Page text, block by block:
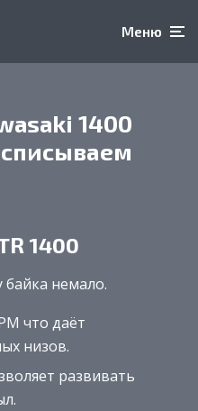
Меню
1400
1400
немало.
что даёт
низов.
развивать